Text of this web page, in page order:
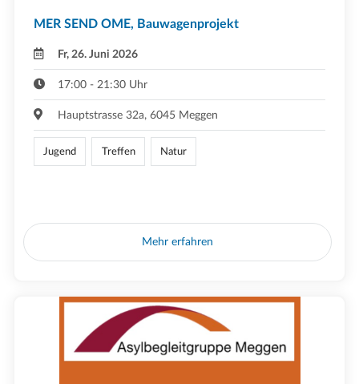
MER SEND OME, Bauwagenprojekt
Fr, 26. Juni 2026
17:00 - 21:30 Uhr
Hauptstrasse 32a, 6045 Meggen
Jugend Treffen Natur
Mehr erfahren